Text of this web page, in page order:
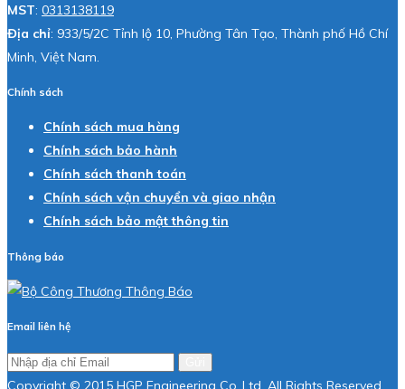
MST: 0313138119
Địa chỉ: 933/5/2C Tỉnh lộ 10, Phường Tân Tạo, Thành phố Hồ Chí
Minh, Việt Nam.
Chính sách
Chính sách mua hàng
Chính sách bảo hành
Chính sách thanh toán
Chính sách vận chuyển và giao nhận
Chính sách bảo mật thông tin
Thông báo
Email liên hệ
Copyright © 2015 HGP Engineering Co.,Ltd. All Rights Reserved